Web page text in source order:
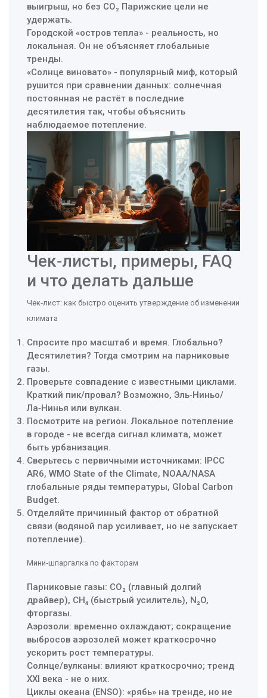
выигрыш, но без CO₂ Парижские цели не
удержать.
Городской «остров тепла» - реальность, но
локальная. Он не объясняет глобальные
тренды.
«Солнце виновато» - популярный миф, который
рушится при сравнении данных: солнечная
постоянная не растёт в последние
десятилетия так, чтобы объяснить
наблюдаемое потепление.
Чек‑листы, примеры, FAQ
и что делать дальше
Чек‑лист: как быстро оценить утверждение об изменении
климата
Спросите про масштаб и время. Глобально?
Десятилетия? Тогда смотрим на парниковые
газы.
Проверьте совпадение с известными циклами.
Краткий пик/провал? Возможно, Эль‑Ниньо/
Ла‑Нинья или вулкан.
Посмотрите на регион. Локальное потепление
в городе - не всегда сигнал климата, может
быть урбанизация.
Сверьтесь с первичными источниками: IPCC
AR6, WMO State of the Climate, NOAA/NASA
глобальные ряды температуры, Global Carbon
Budget.
Отделяйте причинный фактор от обратной
связи (водяной пар усиливает, но не запускает
потепление).
Мини‑шпаргалка по факторам
Парниковые газы: CO₂ (главный долгий
драйвер), CH₄ (быстрый усилитель), N₂O,
фторгазы.
Аэрозоли: временно охлаждают; сокращение
выбросов аэрозолей может краткосрочно
ускорить рост температуры.
Солнце/вулканы: влияют краткосрочно; тренд
XXI века - не о них.
Циклы океана (ENSO): «рябь» на тренде, но не